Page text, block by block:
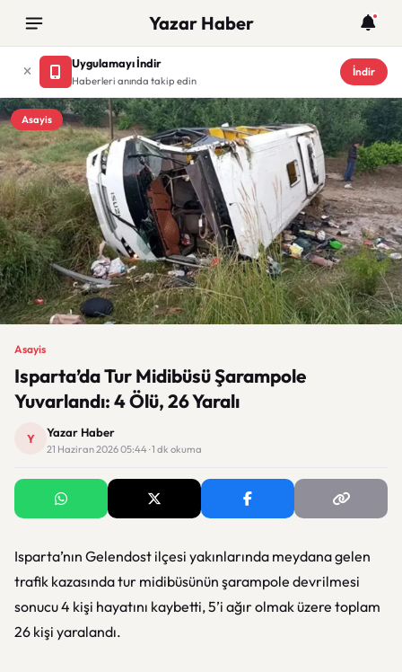
Yazar Haber
Uygulamayı İndir
Haberleri anında takip edin
İndir
Asayis
Asayis
Isparta’da Tur Midibüsü Şarampole
Yuvarlandı: 4 Ölü, 26 Yaralı
Y Yazar Haber
21 Haziran 2026 05:44 · 1 dk okuma
Isparta’nın Gelendost ilçesi yakınlarında meydana gelen
trafik kazasında tur midibüsünün şarampole devrilmesi
sonucu 4 kişi hayatını kaybetti, 5’i ağır olmak üzere toplam
26 kişi yaralandı.